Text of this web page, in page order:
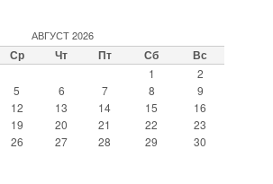
АВГУСТ 2026
Ср Чт Пт Сб Вс
1
2
5 6 7 8
9
12 13 14 15
16
19 20 21 22
23
26 27 28 29
30